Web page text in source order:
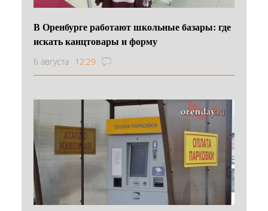
В Оренбурге работают школьные базары: где
искать канцтовары и форму
6 августа 12:29